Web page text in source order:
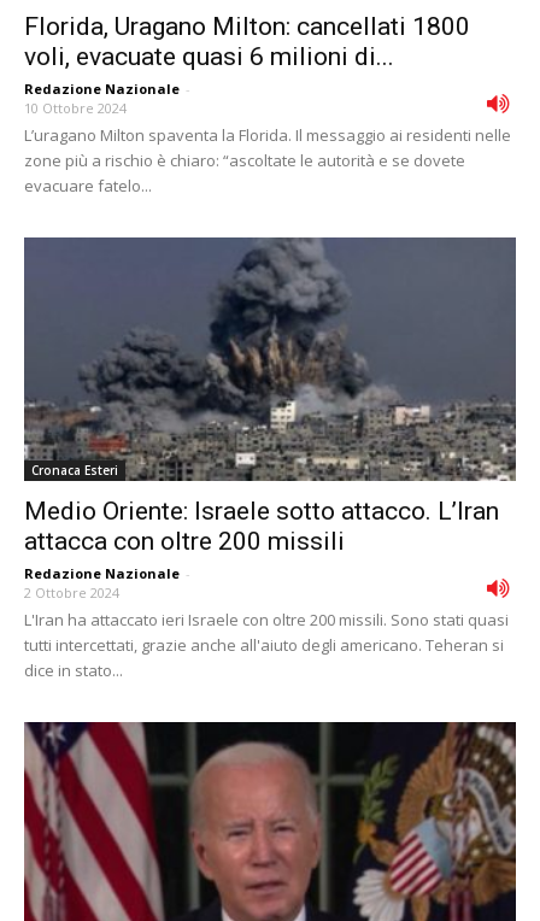
Florida, Uragano Milton: cancellati 1800
voli, evacuate quasi 6 milioni di...
Redazione Nazionale -
10 Ottobre 2024
L’uragano Milton spaventa la Florida. Il messaggio ai residenti nelle
zone più a rischio è chiaro: “ascoltate le autorità e se dovete
evacuare fatelo...
Cronaca Esteri
Medio Oriente: Israele sotto attacco. L’Iran
attacca con oltre 200 missili
Redazione Nazionale -
2 Ottobre 2024
L'Iran ha attaccato ieri Israele con oltre 200 missili. Sono stati quasi
tutti intercettati, grazie anche all'aiuto degli americano. Teheran si
dice in stato...